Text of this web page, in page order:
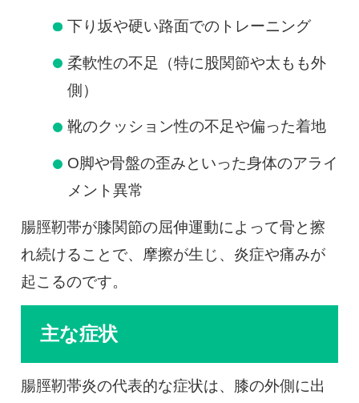
下り坂や硬い路面でのトレーニング
柔軟性の不足（特に股関節や太もも外
側）
靴のクッション性の不足や偏った着地
O脚や骨盤の歪みといった身体のアライ
メント異常
腸脛靭帯が膝関節の屈伸運動によって骨と擦
れ続けることで、摩擦が生じ、炎症や痛みが
起こるのです。
主な症状
腸脛靭帯炎の代表的な症状は、膝の外側に出